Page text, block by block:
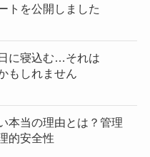
トを公開しました
に寝込む…それは
もしれません
本当の理由とは？管理
的安全性